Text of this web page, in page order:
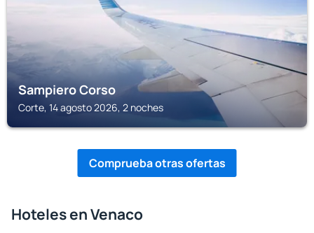
Sampiero Corso
Corte, 14 agosto 2026, 2 noches
Comprueba otras ofertas
Hoteles en Venaco